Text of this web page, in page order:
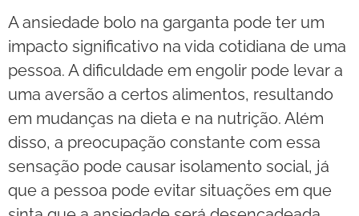
A ansiedade bolo na garganta pode ter um
impacto significativo na vida cotidiana de uma
pessoa. A dificuldade em engolir pode levar a
uma aversão a certos alimentos, resultando
em mudanças na dieta e na nutrição. Além
disso, a preocupação constante com essa
sensação pode causar isolamento social, já
que a pessoa pode evitar situações em que